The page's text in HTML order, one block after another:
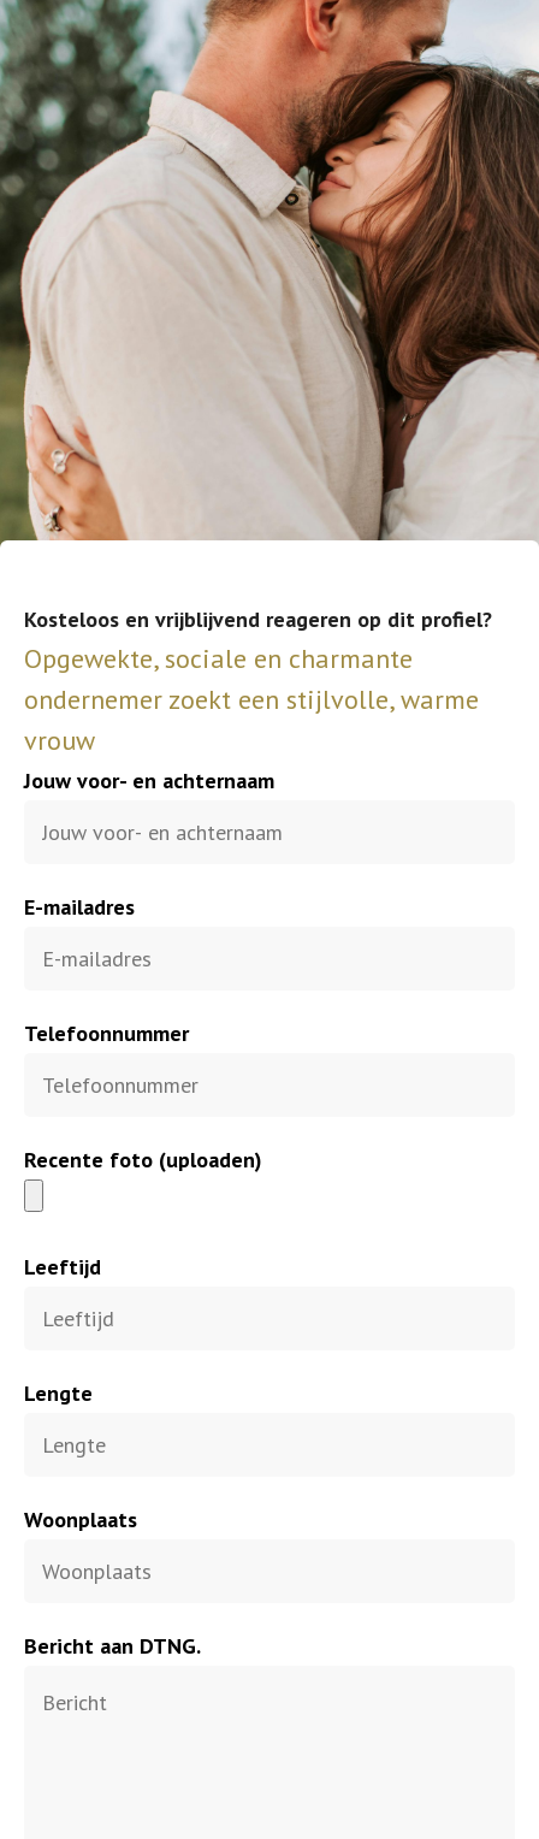
Kosteloos en vrijblijvend reageren op dit profiel?
Opgewekte, sociale en charmante
ondernemer zoekt een stijlvolle, warme
vrouw
Jouw voor- en achternaam
E-mailadres
Telefoonnummer
Recente foto (uploaden)
Leeftijd
Lengte
Woonplaats
Bericht aan DTNG.